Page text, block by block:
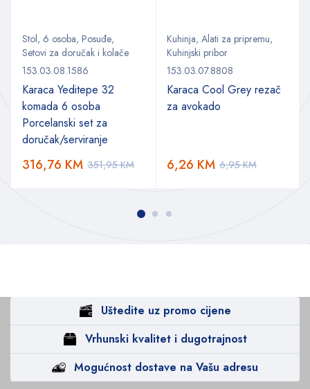
Stol, 6 osoba, Posuđe,
Setovi za doručak i kolače
153.03.08.1586
Karaca Yeditepe 32
komada 6 osoba
Porcelanski set za
doručak/serviranje
351,95KM
316,76 KM
Kuhinja, Alati za pripremu,
Kuhinjski pribor
153.03.07.8808
Karaca Cool Grey rezač
za avokado
6,95KM
6,26 KM
Uštedite uz promo cijene
Vrhunski kvalitet i dugotrajnost
Mogućnost dostave na Vašu adresu